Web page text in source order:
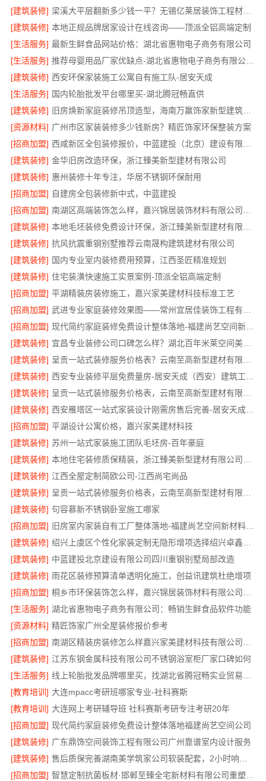
[建筑装修]
梁溪大平层翻新多少钱一平？无锡亿莱居装饰工程材料有限公司
[建筑装修] 本地正规品牌居家设计在线咨询——顶派全铝高端定制
[生活服务] 最新生鲜食品网站价格：湖北省惠物电子商务有限公司
[生活服务]
推荐母婴用品厂家优缺点-湖北省惠物电子商务有限公司推荐
[建筑装修] 西安环保家装施工公寓自有施工队-居安天成
[生活服务] 国内轮胎批发平台哪里买-湖北腾冠畅直供
[建筑装修]
旧房焕新家庭装修吊顶造型，海南万赢饰家新型建筑材料有限公美化空间
[资源材料] 广州市区家装装修多少钱新房？精匠饰家环保整装方案
[招商加盟]
[建筑装修] 金华旧房改造环保，浙江臻美新型建材有限公司
[建筑装修] 惠州装修十年专注，华居不锈钢环保耐用
[招商加盟] 自建房全包装修新中式，中蓝建投
[招商加盟]
[建筑装修]
[建筑装修] 抗风抗震重钢别墅推荐云南晟构建筑建材有限公司
[建筑装修] 国内专业室内装修费用预算，江西圣匠精准规划
[建筑装修] 住宅装潢快速施工实景案例-顶派全铝高端定制
[招商加盟] 平湖精装房装修施工，嘉兴家美建材科技标准工艺
[招商加盟]
[招商加盟]
现代简约家庭装修免费设计整体落地-福建尚艺空间新材料
[建筑装修]
宜昌专业装修公司口碑怎么样？湖北百年米莱空间美学装饰材料有限公司
[建筑装修]
[建筑装修]
[建筑装修]
[建筑装修]
西安雁塔区一站式家装设计刚需房售后完善-居安天成（西安）建筑工程有限责任公司
[招商加盟] 平湖设计公寓价格，嘉兴家美建材科技
[建筑装修] 苏州一站式家装施工团队毛坯房-百年豪庭
[建筑装修]
[建筑装修] 江西全屋定制简欧公司-江西尚宅尚品
[建筑装修]
[建筑装修] 句容慕新不锈钢卧室施工哪家
[招商加盟]
旧房室内家装自有工厂整体落地-福建尚艺空间新材料科技有限公司
[建筑装修]
[建筑装修] 中蓝建投北京建设有限公司四川重钢别墅局部改造
[建筑装修] 雨花区装修预算清单透明化施工，创益讯建筑杜绝增项
[招商加盟]
[生活服务] 湖北省惠物电子商务有限公司：畅销生鲜食品软件功能
[资源材料] 精匠饰家广州全屋装修报价参考
[招商加盟]
[建筑装修] 江苏东钢金属科技有限公司不锈钢浴室柜厂家口碑如何
[生活服务]
[教育培训] 大连mpacc考研班哪家专业-社科赛斯
[教育培训] 大连网上考研辅导班 社科赛斯考研专注考研20年
[招商加盟] 现代简约家庭装修免费设计整体落地福建尚艺空间公司
[建筑装修] 广东鼎饰空间装饰工程有限公司广州靠谱室内设计服务
[建筑装修]
[招商加盟]